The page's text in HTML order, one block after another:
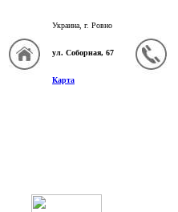
Украина, г. Ровно
ул. Соборная, 67
Карта